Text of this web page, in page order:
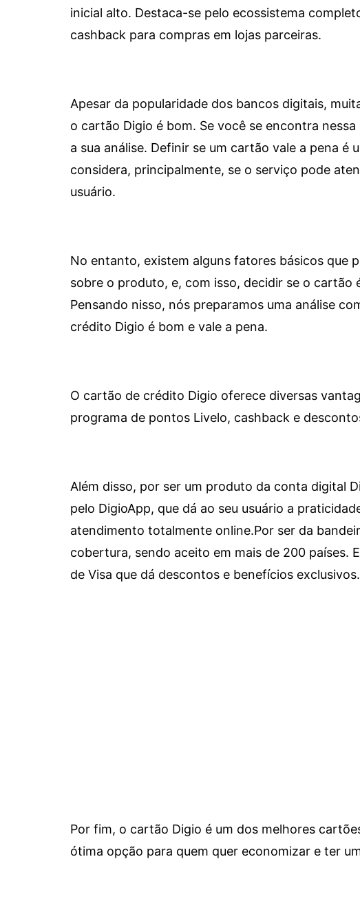
inicial alto. Destaca-se pelo ecossistema
cashback para compras em lojas parceiras.
Apesar da popularidade dos bancos digitais,
o cartão Digio é bom. Se você se encontra
a sua análise. Definir se um cartão vale a pena é
considera, principalmente, se o serviço pode
usuário.
No entanto, existem alguns fatores básicos que
sobre o produto, e, com isso, decidir se o cartão
Pensando nisso, nós preparamos uma análise
crédito Digio é bom e vale a pena.
O cartão de crédito Digio oferece diversas
programa de pontos Livelo, cashback e
Além disso, por ser um produto da conta digital
pelo DigioApp, que dá ao seu usuário a
atendimento totalmente online.Por ser da
cobertura, sendo aceito em mais de 200 países.
de Visa que dá descontos e benefícios exclusivos.
Por fim, o cartão Digio é um dos melhores
ótima opção para quem quer economizar e ter